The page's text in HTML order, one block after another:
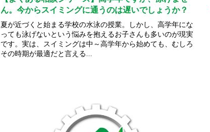
ん。今からスイミングに通うのは遅いでしょうか？
夏が近づくと始まる学校の水泳の授業。しかし、高学年にな
っても泳げないという悩みを抱えるお子さんも多いのが現実
です。実は、スイミングは中～高学年から始めても、むしろ
その時期が最適だと言える...